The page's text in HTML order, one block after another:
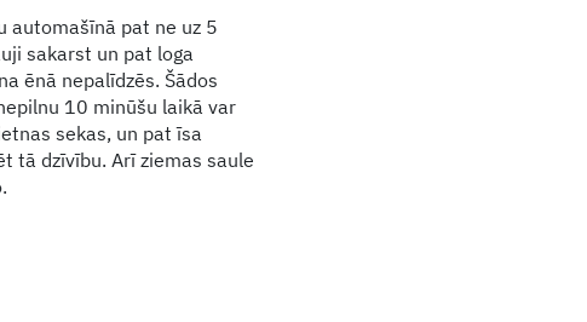
automašīnā pat ne uz 5
sakarst un pat loga
ēnā nepalīdzēs. Šādos
10 minūšu laikā var
sekas, un pat īsa
tā dzīvību. Arī ziemas saule